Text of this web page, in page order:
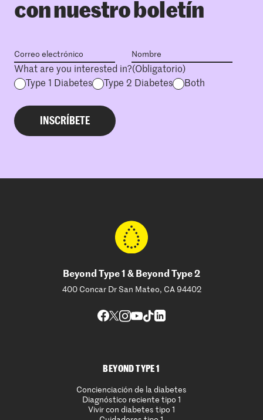
con nuestro boletín
What are you interested in?(Obligatorio)
Type 1 Diabetes
Type 2 Diabetes Both
Beyond Type 1 & Beyond Type 2
400 Concar Dr San Mateo, CA 94402
BEYOND TYPE 1
Concienciación de la diabetes
Diagnóstico reciente tipo 1
Vivir con diabetes tipo 1